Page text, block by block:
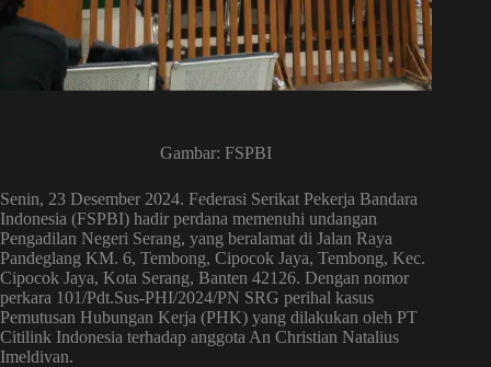
Gambar: FSPBI
Senin, 23 Desember 2024. Federasi Serikat Pekerja Bandara
Indonesia (FSPBI) hadir perdana memenuhi undangan
Pengadilan Negeri Serang, yang beralamat di Jalan Raya
Pandeglang KM. 6, Tembong, Cipocok Jaya, Tembong, Kec.
Cipocok Jaya, Kota Serang, Banten 42126. Dengan nomor
perkara 101/Pdt.Sus-PHI/2024/PN SRG perihal kasus
Pemutusan Hubungan Kerja (PHK) yang dilakukan oleh PT
Citilink Indonesia terhadap anggota An Christian Natalius
Imeldivan.